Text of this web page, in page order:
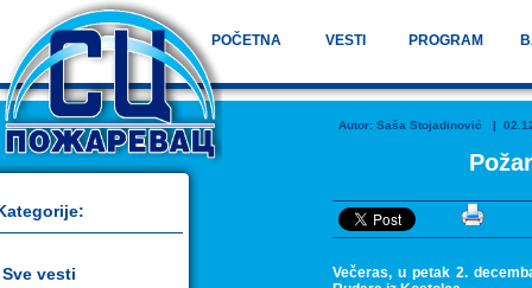
POČETNA VESTI PROGRAM
Sve vesti
Autor: Saša Stojadinović |
Večeras, u petak 2.